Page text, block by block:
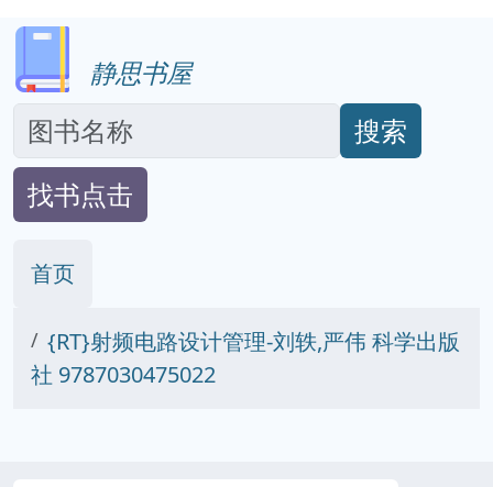
静思书屋
搜索
找书点击
首页
{RT}射频电路设计管理-刘轶,严伟 科学出版
社 9787030475022